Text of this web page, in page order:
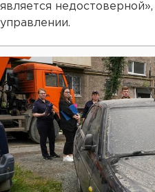
является
управлении.